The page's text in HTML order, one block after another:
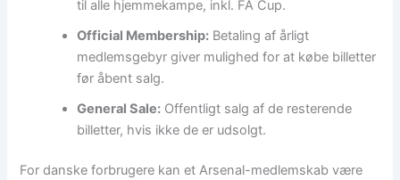
til alle hjemmekampe, inkl. FA Cup.
Official Membership: Betaling af årligt
medlemsgebyr giver mulighed for at købe billetter
før åbent salg.
General Sale: Offentligt salg af de resterende
billetter, hvis ikke de er udsolgt.
For danske forbrugere kan et Arsenal-medlemskab være